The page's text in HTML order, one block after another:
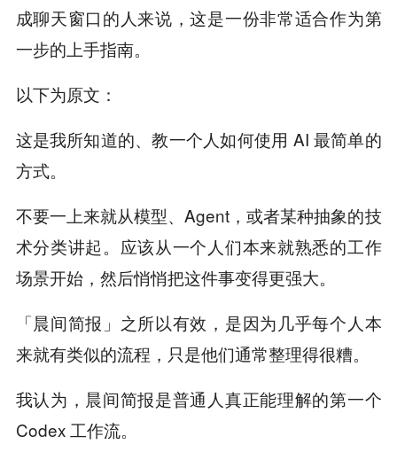
成聊天窗口的人来说，这是一份非常适合作为第
一步的上手指南。
以下为原文：
这是我所知道的、教一个人如何使用 AI 最简单的
方式。
不要一上来就从模型、Agent，或者某种抽象的技
术分类讲起。应该从一个人们本来就熟悉的工作
场景开始，然后悄悄把这件事变得更强大。
「晨间简报」之所以有效，是因为几乎每个人本
来就有类似的流程，只是他们通常整理得很糟。
我认为，晨间简报是普通人真正能理解的第一个
Codex 工作流。